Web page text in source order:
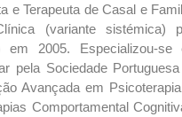
e Terapeuta de Casal e
(variante sistémica)
em 2005. Especializou-se
pela Sociedade
Avançada em
Comportamental